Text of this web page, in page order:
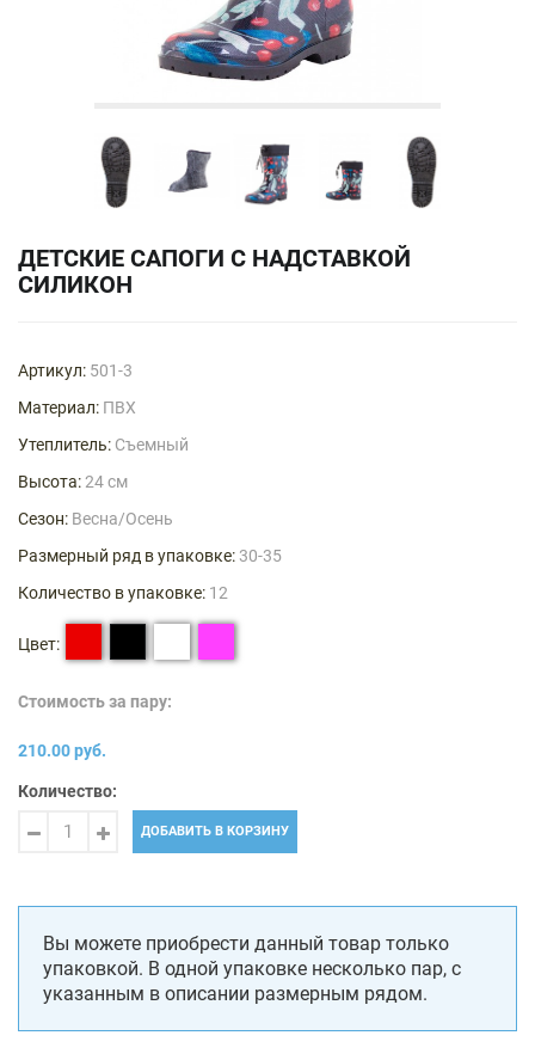
ДЕТСКИЕ САПОГИ С НАДСТАВКОЙ
СИЛИКОН
Артикул: 501-3
Материал: ПВХ
Утеплитель: Съемный
Высота:24 см
Сезон: Весна/Осень
Размерный ряд в упаковке: 30-35
Количество в упаковке: 12
Цвет:
Стоимость за пару:
210.00 руб.
Количество:
ДОБАВИТЬ В КОРЗИНУ
Вы можете приобрести данный товар только
упаковкой. В одной упаковке несколько пар, с
указанным в описании размерным рядом.